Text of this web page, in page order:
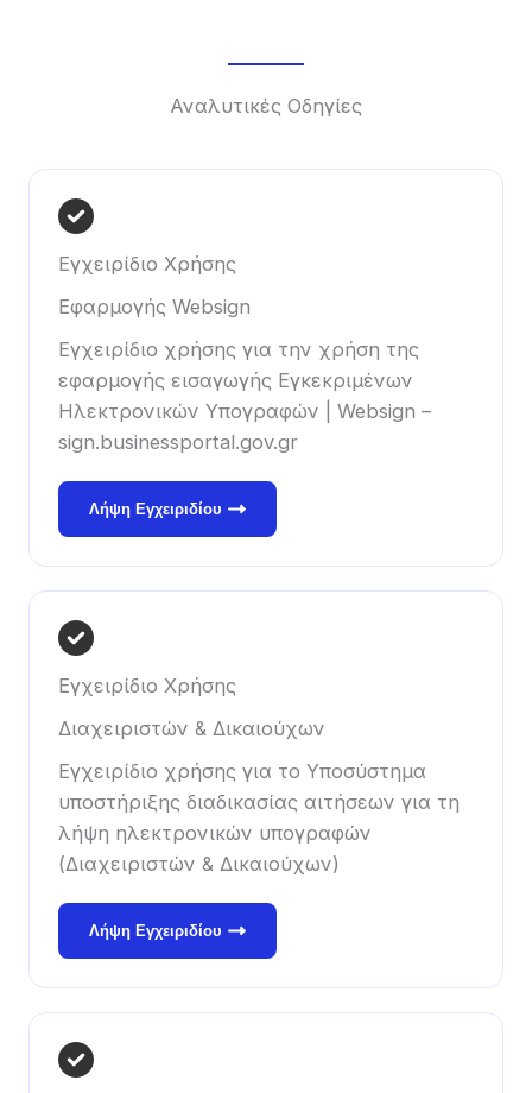
Αναλυτικές Οδηγίες
Εγχειρίδιο Χρήσης
Εφαρμογής Websign
Εγχειρίδιο χρήσης για την χρήση της
εφαρμογής εισαγωγής Εγκεκριμένων
Ηλεκτρονικών Υπογραφών | Websign –
sign.businessportal.gov.gr
Λήψη Εγχειριδίου
Εγχειρίδιο Χρήσης
Διαχειριστών & Δικαιούχων
Εγχειρίδιο χρήσης για το Υποσύστημα
υποστήριξης διαδικασίας αιτήσεων για τη
λήψη ηλεκτρονικών υπογραφών
(Διαχειριστών & Δικαιούχων)
Λήψη Εγχειριδίου